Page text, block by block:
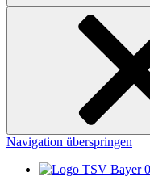
Navigation überspringen